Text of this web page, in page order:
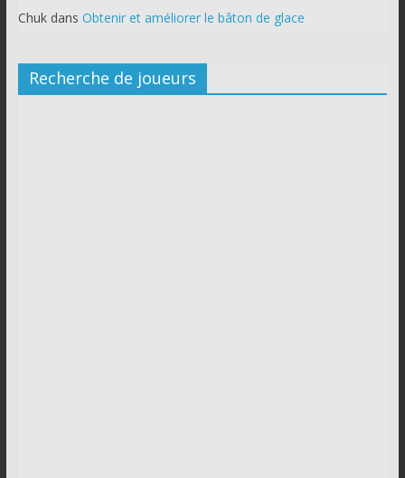
Chukdans Obtenir et améliorer le bâton de glace
Recherche de joueurs